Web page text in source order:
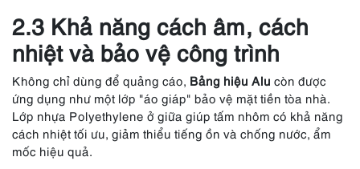
2.3 Khả năng cách âm, cách
nhiệt và bảo vệ công trình
Không chỉ dùng để quảng cáo, Bảng hiệu Alu còn được
ứng dụng như một lớp "áo giáp" bảo vệ mặt tiền tòa nhà.
Lớp nhựa Polyethylene ở giữa giúp tấm nhôm có khả năng
cách nhiệt tối ưu, giảm thiểu tiếng ồn và chống nước, ẩm
mốc hiệu quả.